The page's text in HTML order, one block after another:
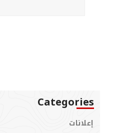
Categories
إعلانات